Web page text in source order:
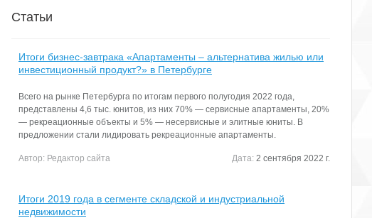
Статьи
Итоги бизнес-завтрака «Апартаменты – альтернатива жилью или
инвестиционный продукт?» в Петербурге
Всего на рынке Петербурга по итогам первого полугодия 2022 года,
представлены 4,6 тыс. юнитов, из них 70% — сервисные апартаменты, 20%
— рекреационные объекты и 5% — несервисные и элитные юниты. В
предложении стали лидировать рекреационные апартаменты.
Автор: Редактор сайта Дата: 2 сентября 2022 г.
Итоги 2019 года в сегменте складской и индустриальной
недвижимости